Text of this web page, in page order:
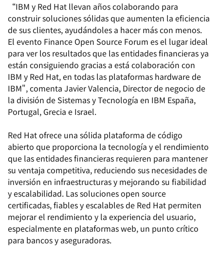
“IBM y Red Hat llevan años colaborando para
construir soluciones sólidas que aumenten la eficiencia
de sus clientes, ayudándoles a hacer más con menos.
El evento Finance Open Source Forum es el lugar ideal
para ver los resultados que las entidades financieras ya
están consiguiendo gracias a está colaboración con
IBM y Red Hat, en todas las plataformas hardware de
IBM", comenta Javier Valencia, Director de negocio de
la división de Sistemas y Tecnología en IBM España,
Portugal, Grecia e Israel.
Red Hat ofrece una sólida plataforma de código
abierto que proporciona la tecnología y el rendimiento
que las entidades financieras requieren para mantener
su ventaja competitiva, reduciendo sus necesidades de
inversión en infraestructuras y mejorando su fiabilidad
y escalabilidad. Las soluciones open source
certificadas, fiables y escalables de Red Hat permiten
mejorar el rendimiento y la experiencia del usuario,
especialmente en plataformas web, un punto crítico
para bancos y aseguradoras.